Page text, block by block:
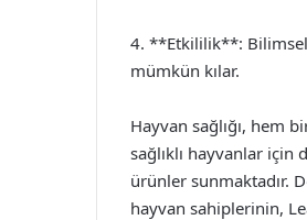
4. **Etkililik**: Bilimsel
mümkün kılar.
Hayvan sağlığı, hem
sağlıklı hayvanlar için
ürünler sunmaktadır.
hayvan sahiplerinin,